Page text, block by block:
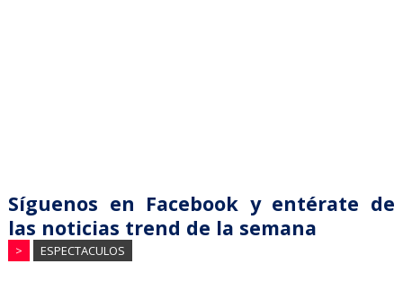
Síguenos en Facebook y entérate de
las noticias trend de la semana
> ESPECTACULOS